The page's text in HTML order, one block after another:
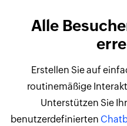
Alle
Erstellen Sie auf
routinemäßige
Unterstützen Sie
benutzerdefinierten